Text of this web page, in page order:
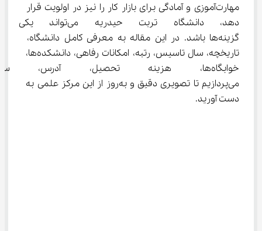
مهارت‌آموزی و آمادگی برای بازار کار را نیز در اولویت قرار
دهد، دانشگاه تربت حیدریه
گزینه‌ها باشد. در این مقاله به معرفی کامل دانشگاه،
تاریخچه، سال تاسیس، رتبه، امکانات رفاهی، دانشکده‌ها،
خوابگاه‌ها، هزینه تحصیل،
می‌پردازیم تا تصویری دقیق و به‌روز از این مرکز علمی به
دست آورید.